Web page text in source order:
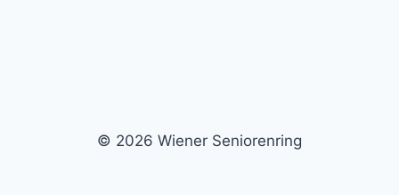
© 2026 Wiener Seniorenring